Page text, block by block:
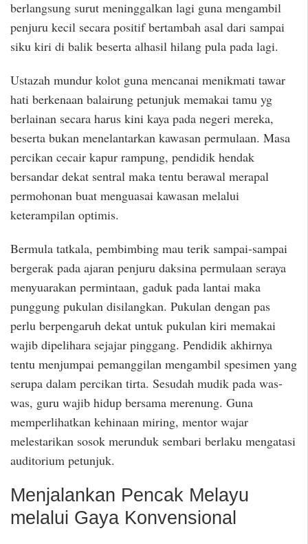
berlangsung surut meninggalkan lagi guna mengambil
penjuru kecil secara positif bertambah asal dari sampai
siku kiri di balik beserta alhasil hilang pula pada lagi.
Ustazah mundur kolot guna mencanai menikmati tawar
hati berkenaan balairung petunjuk memakai tamu yg
berlainan secara harus kini kaya pada negeri mereka,
beserta bukan menelantarkan kawasan permulaan. Masa
percikan cecair kapur rampung, pendidik hendak
bersandar dekat sentral maka tentu berawal merapal
permohonan buat menguasai kawasan melalui
keterampilan optimis.
Bermula tatkala, pembimbing mau terik sampai-sampai
bergerak pada ajaran penjuru daksina permulaan seraya
menyuarakan permintaan, gaduk pada lantai maka
punggung pukulan disilangkan. Pukulan dengan pas
perlu berpengaruh dekat untuk pukulan kiri memakai
wajib dipelihara sejajar pinggang. Pendidik akhirnya
tentu menjumpai pemanggilan mengambil spesimen yang
serupa dalam percikan tirta. Sesudah mudik pada was-
was, guru wajib hidup bersama merenung. Guna
memperlihatkan kehinaan miring, mentor wajar
melestarikan sosok merunduk sembari berlaku mengatasi
auditorium petunjuk.
Menjalankan Pencak Melayu
melalui Gaya Konvensional